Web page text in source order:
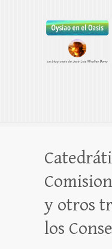
Oysiao
y otros
los